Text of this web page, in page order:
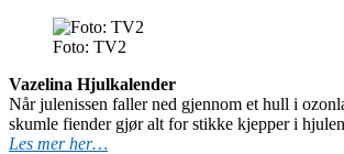
Foto: TV2
Vazelina Hjulkalender
Når julenissen faller ned gjennom et hull i
skumle fiender gjør alt for stikke kjepper i
Les mer her…